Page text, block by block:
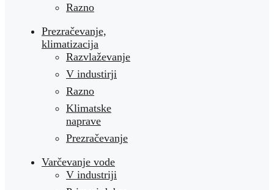
Razno
Prezračevanje,
klimatizacija
Razvlaževanje
V industirji
Razno
Klimatske
naprave
Prezračevanje
Varčevanje vode
V industriji